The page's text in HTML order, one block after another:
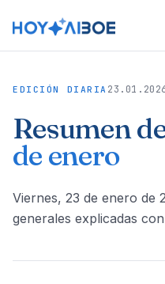
EDICIÓN DIARIA
Resumen
de enero
viernes, 23 de enero de
generales explicadas